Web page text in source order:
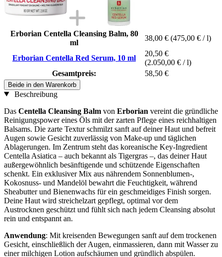
Erborian Centella Cleansing Balm, 80
ml
38,00 € (475,00 € / l)
Erborian Centella Red Serum, 10 ml
20,50 €
(2.050,00 € / l)
Gesamtpreis:
58,50 €
Beide in den Warenkorb
Beschreibung
Das Centella Cleansing Balm von Erborian vereint die gründliche
Reinigungspower eines Öls mit der zarten Pflege eines reichhaltigen
Balsams. Die zarte Textur schmilzt sanft auf deiner Haut und befreit
Augen sowie Gesicht zuverlässig von Make-up und täglichen
Ablagerungen. Im Zentrum steht das koreanische Key-Ingredient
Centella Asiatica – auch bekannt als Tigergras –, das deiner Haut
außergewöhnlich besänftigende und schützende Eigenschaften
schenkt. Ein exklusiver Mix aus nährendem Sonnenblumen-,
Kokosnuss- und Mandelöl bewahrt die Feuchtigkeit, während
Sheabutter und Bienenwachs für ein geschmeidiges Finish sorgen.
Deine Haut wird streichelzart gepflegt, optimal vor dem
Austrocknen geschützt und fühlt sich nach jedem Cleansing absolut
rein und entspannt an.
Anwendung: Mit kreisenden Bewegungen sanft auf dem trockenen
Gesicht, einschließlich der Augen, einmassieren, dann mit Wasser zu
einer milchigen Lotion aufschäumen und gründlich abspülen.